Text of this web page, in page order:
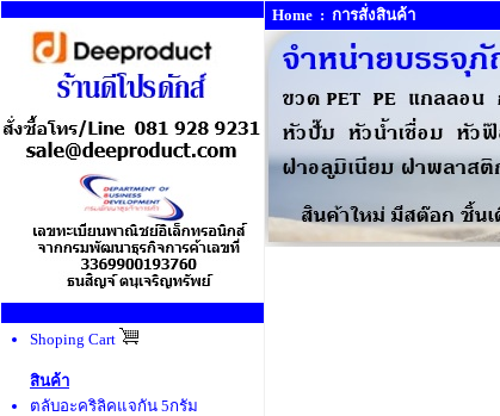
Shoping Cart
สินค้า
ตลับอะคริลิคแจกัน 5กรัม
Home : การสั่งสินค้า